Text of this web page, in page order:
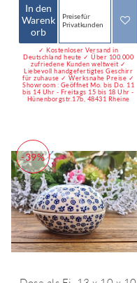
In den
Warenk
orb
Preise für
Privatkunden
✓ Kostenloser Versand in
Deutschland heute ✓ Über 100.000
zufriedene Kunden weltweit ✓
Liebevoll handgefertigtes Geschirr
für zuhause ✓ Werksnahe Preise ✓
Showroom : Geöffnet Mo. bis Do. 11
bis 14 Uhr - Freitags 15 bis 18 Uhr -
Hünenborgstr.17b, 48431 Rheine
-39%